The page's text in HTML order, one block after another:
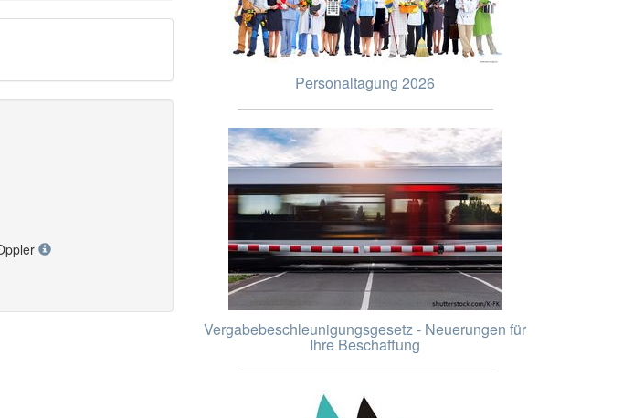
Personaltagung 2026
Vergabebeschleunigungsgesetz - Neuerungen für
Ihre Beschaffung